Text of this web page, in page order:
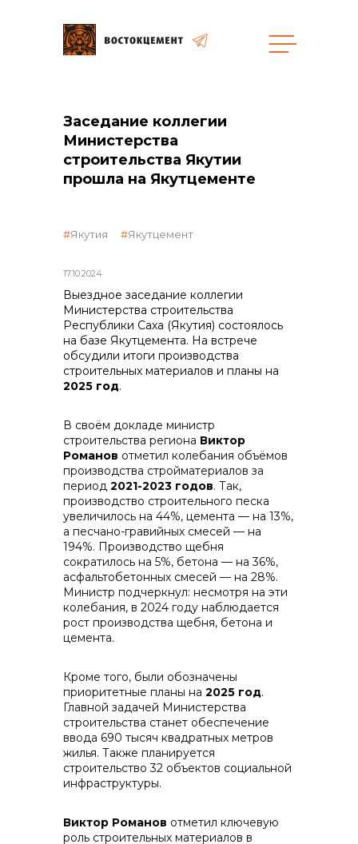
общая информация
реализация неликвидов
Контакты
+7 (423) 234 50 50
info@vostokcement.ru
Заседание коллегии
Министерства
строительства Якутии
прошла на Якутцементе
17.10.2024
Якутия Якутцемент
Выездное заседание коллегии
Министерства строительства
Республики Саха (Якутия) состоялось
на базе Якутцемента. На встрече
обсудили итоги производства
строительных материалов и планы на
2025 год.
В своём докладе министр
строительства региона Виктор
Романов отметил колебания объёмов
производства стройматериалов за
период 2021-2023 годов. Так,
производство строительного песка
увеличилось на 44%, цемента — на 13%,
а песчано-гравийных смесей — на
194%. Производство щебня
сократилось на 5%, бетона — на 36%,
асфальтобетонных смесей — на 28%.
Министр подчеркнул: несмотря на эти
колебания, в 2024 году наблюдается
рост производства щебня, бетона и
цемента.
Кроме того, были обозначены
приоритетные планы на 2025 год.
Главной задачей Министерства
строительства станет обеспечение
ввода 690 тысяч квадратных метров
жилья. Также планируется
строительство 32 объектов социальной
инфраструктуры.
Виктор Романов отметил ключевую
роль строительных материалов в